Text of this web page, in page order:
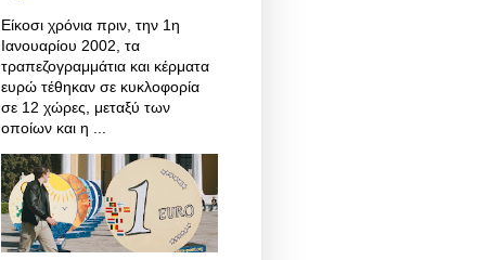
Είκοσι χρόνια πριν, την 1η
Ιανουαρίου 2002, τα
τραπεζογραμμάτια και κέρματα
ευρώ τέθηκαν σε κυκλοφορία
σε 12 χώρες, μεταξύ των
οποίων και η ...